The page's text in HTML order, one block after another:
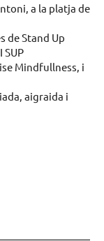
a la platja de
de Stand Up
SUP
Mindfullness, i
aigraida i